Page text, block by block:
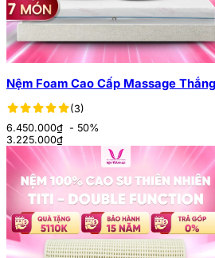
Nệm Foam Cao Cấp Massage
(3)
6.450.000₫ - 50%
3.225.000₫